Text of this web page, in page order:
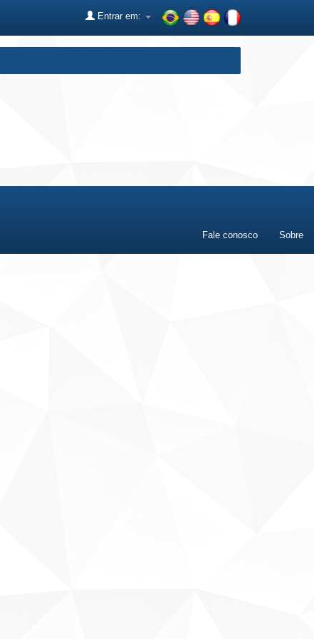
Entrar em:
Fale conosco Sobre